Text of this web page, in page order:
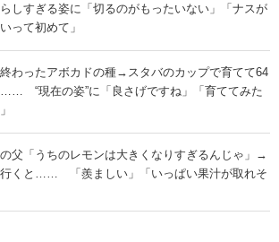
しすぎる姿に「切るのがもったいない」「ナスが
って初めて」
わったアボカドの種→スタバのカップで育てて64
…… “現在の姿”に「良さげですね」「育ててみた
父「うちのレモンは大きくなりすぎるんじゃ」→
行くと…… 「羨ましい」「いっぱい果汁が取れそ